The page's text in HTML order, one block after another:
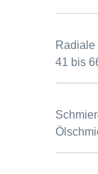
Radiale
41 bis